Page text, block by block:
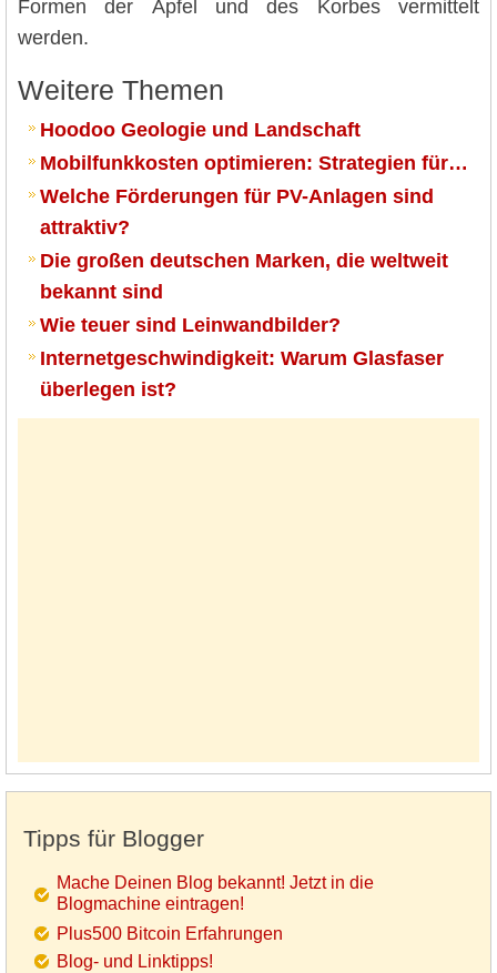
Formen der Äpfel und des Korbes vermittelt
werden.
Weitere Themen
Hoodoo Geologie und Landschaft
Mobilfunkkosten optimieren: Strategien für…
Welche Förderungen für PV-Anlagen sind
attraktiv?
Die großen deutschen Marken, die weltweit
bekannt sind
Wie teuer sind Leinwandbilder?
Internetgeschwindigkeit: Warum Glasfaser
überlegen ist?
Tipps für Blogger
Mache Deinen Blog bekannt! Jetzt in die
Blogmachine eintragen!
Plus500 Bitcoin Erfahrungen
Blog- und Linktipps!